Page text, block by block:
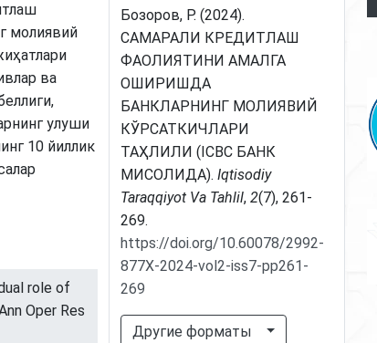
молиявий
ва
улуши
10 йиллик
role of
Oper Res
Бозоров, Р. (2024).
САМАРАЛИ КРЕДИТЛАШ
ФАОЛИЯТИНИ АМАЛГА
ОШИРИШДА
БАНКЛАРНИНГ МОЛИЯВИЙ
КЎРСАТКИЧЛАРИ
ТАҲЛИЛИ (ICBC БАНК
МИСОЛИДА). Iqtisodiy
Taraqqiyot Va Tahlil, 2(7), 261-
269.
https://doi.org/10.60078/2992-
877X-2024-vol2-iss7-pp261-
269
Другие форматы